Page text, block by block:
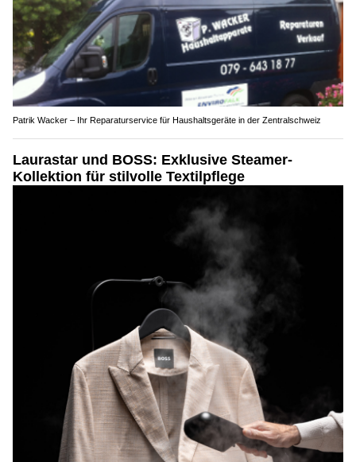
Patrik Wacker – Ihr Reparaturservice für Haushaltsgeräte in der Zentralschweiz
Laurastar und BOSS: Exklusive Steamer-
Kollektion für stilvolle Textilpflege